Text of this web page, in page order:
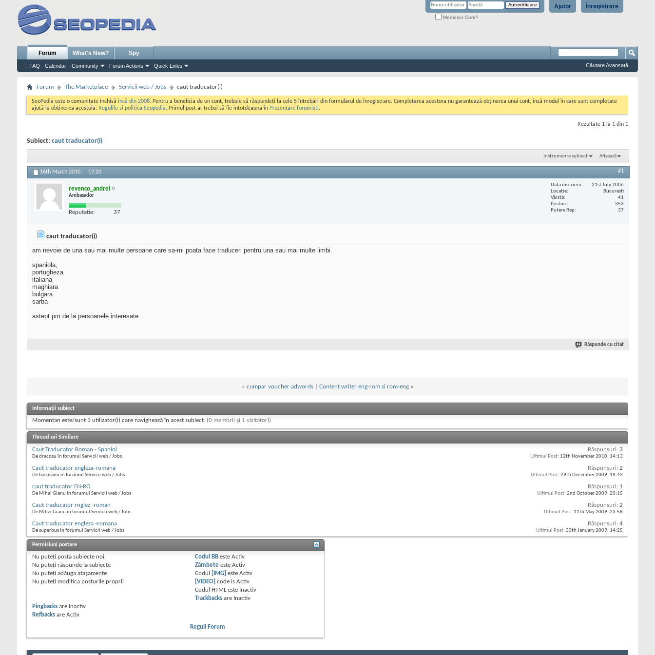
Înregistrare
Ajutor
Memorez Cont?
Forum
FAQ Calendar Community Forum Actions Quick Links
What's New? Spy
Căutare Avansată
Forum The Marketplace Servicii web / Jobs caut traducator(i)
SeoPedia este o comunitate inchisă incă din 2008. Pentru a beneficia de un cont, trebuie să răspundeți la cele 5 întrebări din formularul de înregistrare. Completarea acestora nu garantează obținerea unui cont, însă modul în care sunt completate
ajută la obținerea acestuia. Regulile si politica Seopedia. Primul post ar trebui să fie intotdeauna in Prezentare forumisti.
Rezultate 1 la 1 din 1
Subiect: caut traducator(i)
Instrumente subiect Afișează
16th March 2010, 17:20 #1
revenco_andrei
Ambasador
Reputatie: 37
Data înscrierii
21st July 2006
Locaţie
Bucuresti
Vârstă
41
Posturi
353
Putere Rep
37
caut traducator(i)
am nevoie de una sau mai multe persoane care sa-mi poata face traduceri pentru una sau mai multe limbi.
spaniola,
portugheza
italiana
maghiara
bulgara
sarba
astept pm de la persoanele interesate.
Răspunde cu citat
« cumpar voucher adwords| Content writer eng-rom si rom-eng »
Informații subiect
Momentan este/sunt 1 utilizator(i) care navighează în acest subiect. (0 membrii și 1 vizitatori)
Thread-uri Similare
Caut Traducator Roman - Spaniol
De dracosu în forumul Servicii web / Jobs
Răspunsuri: 3
Ultimul Post: 12th November 2010, 14:13
Caut traducator engleza-romana
De barosanu în forumul Servicii web / Jobs
Răspunsuri: 2
Ultimul Post: 29th December 2009, 19:43
caut traducator EN-RO
De Mihai Gianu în forumul Servicii web / Jobs
Răspunsuri: 1
Ultimul Post: 2nd October 2009, 20:15
Caut traducator rnglez -roman
De Mihai Gianu în forumul Servicii web / Jobs
Răspunsuri: 2
Ultimul Post: 11th May 2009, 23:58
Caut traducator engleza -romana
De superbus în forumul Servicii web / Jobs
Răspunsuri: 4
Ultimul Post: 30th January 2009, 14:25
Permisiuni postare
Nu puteţi posta subiecte noi.
Nu puteţi răspunde la subiecte
Nu puteţi adăuga ataşamente
Nu puteţi modifica posturile proprii
Codul BB esteActiv
Zâmbete esteActiv
Codul
[IMG] esteActiv
[VIDEO] code isActiv
Codul HTML este Inactiv
Trackbacks are Inactiv
Pingbacks are Inactiv
Refbacks are Activ
Reguli Forum